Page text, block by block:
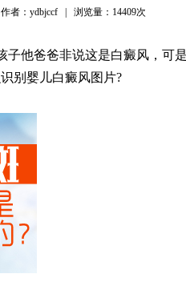
者：ydbjccf | 浏览量： 14409次
他爸爸非说这是白癜风，可
别婴儿白癜风图片?